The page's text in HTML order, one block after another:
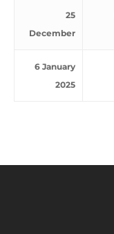
25
December
6 January
2025